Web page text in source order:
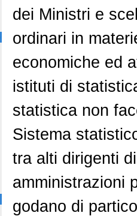
dei Ministri e
ordinari in
economiche ed
istituti di
statistica non
Sistema
tra alti dirigenti
amministrazioni
godano di